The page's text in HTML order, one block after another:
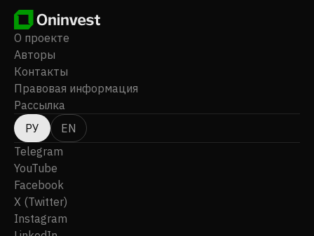
О проекте
Авторы
Контакты
Правовая информация
Рассылка
РУ
EN
Telegram
YouTube
Facebook
X (Twitter)
Instagram